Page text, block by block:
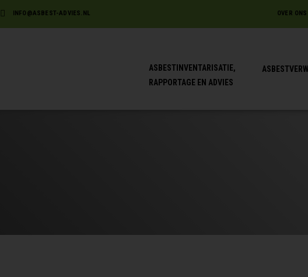
INFO@ASBEST-ADVIES.NL OVER ONS
ASBESTINVENTARISATIE,
RAPPORTAGE EN ADVIES